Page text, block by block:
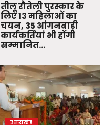
तीलू रौतेली पुरस्कार के
लिए 13 महिलाओं का
चयन, 35 आंगनबाड़ी
कार्यकर्तियां भी होंगी
सम्मानित…
उत्तराखंड